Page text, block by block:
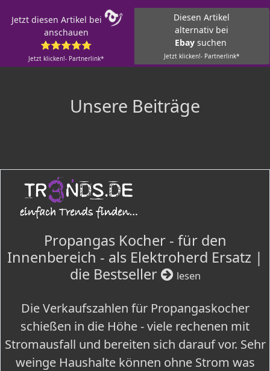
Jetzt diesen Artikel bei
anschauen
⭐⭐⭐⭐⭐
Jetzt klicken!- Partnerlink*
Diesen Artikel
alternativ bei
Ebay suchen
Jetzt klicken!- Partnerlink*
Unsere Beiträge
Propangas Kocher - für den
Innenbereich - als Elektroherd Ersatz |
die Bestseller
lesen
Die Verkaufszahlen für Propangaskocher
schießen in die Höhe - viele rechenen mit
Stromausfall und bereiten sich darauf vor. Sehr
weinge Haushalte können ohne Strom was